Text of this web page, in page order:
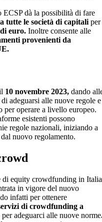
ECSP dà la possibilità di fare
a tutte le società di capitali per
euro. Inoltre consente alle
provenienti da
10 novembre 2023, dando
adeguarsi alle nuove regole e
per operare a livello europeo.
esistenti possono
regole nazionali, iniziando a
nuovo regolamento.
di equity crowdfunding in
in vigore del nuovo
infatti per ottenere
di crowdfunding a
per adeguarci alle nuove norme